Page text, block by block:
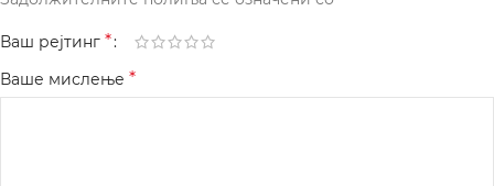
Ваш рејтинг *
Ваше мислење *